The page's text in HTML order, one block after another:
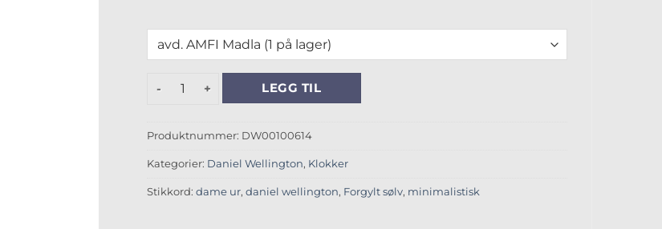
Petite Evergold 5-Link 28mm antall
LEGG TIL
Produktnummer: DW00100614
Kategorier: Daniel Wellington, Klokker
Stikkord: dame ur, daniel wellington, Forgylt sølv, minimalistisk